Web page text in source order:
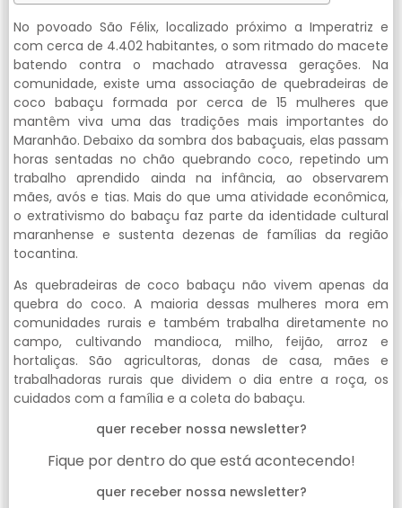
No povoado São Félix, localizado próximo a Imperatriz e
com cerca de 4.402 habitantes, o som ritmado do macete
batendo contra o machado atravessa gerações. Na
comunidade, existe uma associação de quebradeiras de
coco babaçu formada por cerca de 15 mulheres que
mantêm viva uma das tradições mais importantes do
Maranhão. Debaixo da sombra dos babaçuais, elas passam
horas sentadas no chão quebrando coco, repetindo um
trabalho aprendido ainda na infância, ao observarem
mães, avós e tias. Mais do que uma atividade econômica,
o extrativismo do babaçu faz parte da identidade cultural
maranhense e sustenta dezenas de famílias da região
tocantina.
As quebradeiras de coco babaçu não vivem apenas da
quebra do coco. A maioria dessas mulheres mora em
comunidades rurais e também trabalha diretamente no
campo, cultivando mandioca, milho, feijão, arroz e
hortaliças. São agricultoras, donas de casa, mães e
trabalhadoras rurais que dividem o dia entre a roça, os
cuidados com a família e a coleta do babaçu.
quer receber nossa newsletter?
Fique por dentro do que está acontecendo!
quer receber nossa newsletter?